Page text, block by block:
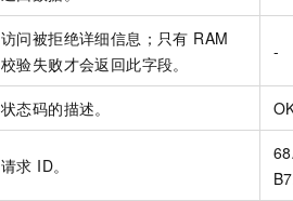
访问被拒绝详细信息；只有 RAM
校验失败才会返回此字段。
-
状态码的描述。
请求 ID。